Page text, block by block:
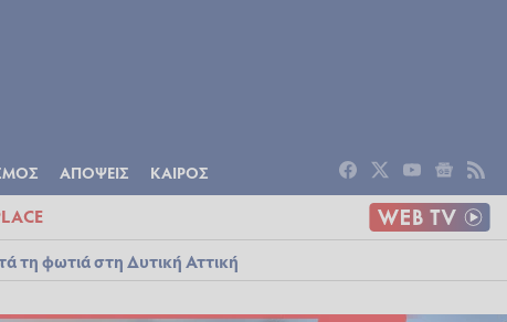
ΑΠΟΨΕΙΣ ΚΑΙΡΟΣ
τη φωτιά στη Δυτική Αττική